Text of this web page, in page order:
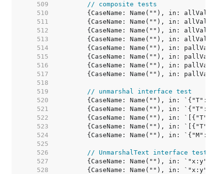
   509
// composite tests
   510
   511
   512
   513
   514
   515
   516
   517
   518
   519
// unmarshal interface test
   520
{CaseName: Name(""), in:
   521
   522
   523
   524
   525
   526
// UnmarshalText interface test
   527
   528